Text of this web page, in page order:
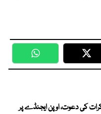
WhatsApp
کی دعوت، اوپن ایجنڈے پر